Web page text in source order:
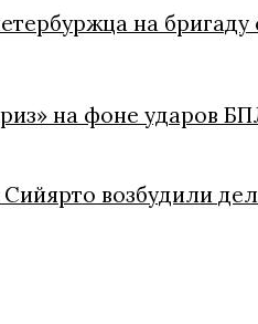
на
на фоне ударов
возбудили